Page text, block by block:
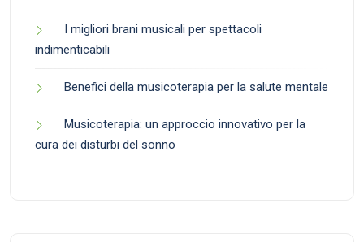
I migliori brani musicali per spettacoli
indimenticabili
Benefici della musicoterapia per la salute mentale
Musicoterapia: un approccio innovativo per la
cura dei disturbi del sonno